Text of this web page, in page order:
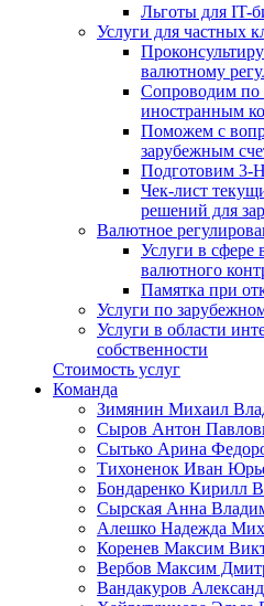
Льготы для IT-
Услуги для частных
валютному
Сопроводим по
иностранным
Поможем с
зарубежным
Подготовим
Чек-лист
решений для
Валютное
Услуги в сфере
валютного
Памятка при
Услуги по
Услуги в области
собственности
Стоимость услуг
Команда
Зимянин Михаил
Сыров Антон
Сытько Арина
Тихоненок Иван
Бондаренко Кирилл
Сырская Анна
Алешко Надежда
Коренев Максим
Вербов Максим
Вандакуров